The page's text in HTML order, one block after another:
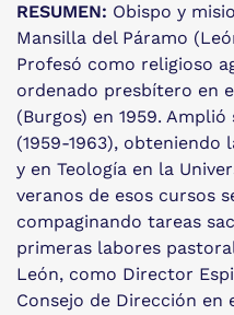
RESUMEN: Obispo y
Mansilla del Páramo
Profesó como religioso
ordenado presbítero en
(Burgos) en 1959.
(1959-1963), obteniendo
y en Teología en la
veranos de esos cursos
compaginando tareas
primeras labores
León, como Director
Consejo de Dirección en